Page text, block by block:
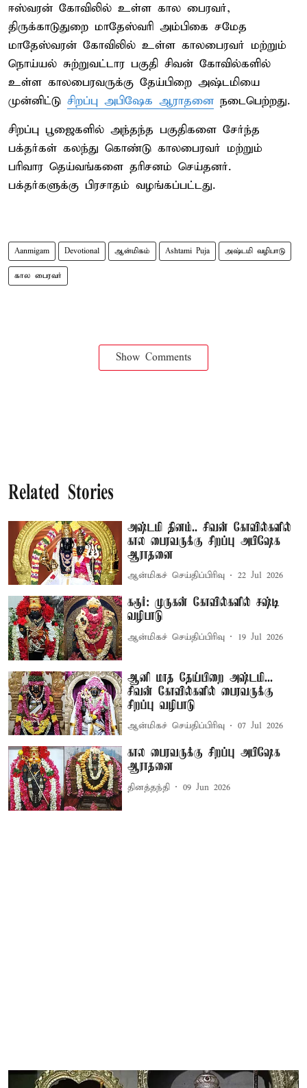
ஈஸ்வரன் கோவிலில் உள்ள கால பைரவர்,
திருக்காடுதுறை மாதேஸ்வரி அம்பிகை சமேத
மாதேஸ்வரன் கோவிலில் உள்ள காலபைரவர் மற்றும்
நொய்யல் சுற்றுவட்டார பகுதி சிவன் கோவில்களில்
உள்ள காலபைரவருக்கு தேய்பிறை அஷ்டமியை
முன்னிட்டு சிறப்பு அபிஷேக ஆராதனை நடைபெற்றது.
சிறப்பு பூஜைகளில் அந்தந்த பகுதிகளை சேர்ந்த
பக்தர்கள் கலந்து கொண்டு காலபைரவர் மற்றும்
பரிவார தெய்வங்களை தரிசனம் செய்தனர்.
பக்தர்களுக்கு பிரசாதம் வழங்கப்பட்டது.
Aanmigam Devotional ஆன்மிகம் Ashtami Puja அஷ்டமி வழிபாடு
கால பைரவர்
Show Comments
Related Stories
அஷ்டமி தினம்.. சிவன் கோவில்களில்
கால பைரவருக்கு சிறப்பு அபிஷேக
ஆராதனை
ஆன்மிகச் செய்திப்பிரிவு 22 Jul 2026
கரூர்: முருகன் கோவில்களில் சஷ்டி
வழிபாடு
ஆன்மிகச் செய்திப்பிரிவு 19 Jul 2026
ஆனி மாத தேய்பிறை அஷ்டமி...
சிவன் கோவில்களில் பைரவருக்கு
சிறப்பு வழிபாடு
ஆன்மிகச் செய்திப்பிரிவு 07 Jul 2026
கால பைரவருக்கு சிறப்பு அபிஷேக
ஆராதனை
தினத்தந்தி 09 Jun 2026